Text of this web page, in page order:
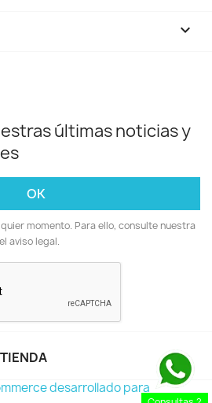

últimas noticias y
momento. Para ello, consulte nuestra
aviso legal.
keyboard_arrow_down
desarrollado para